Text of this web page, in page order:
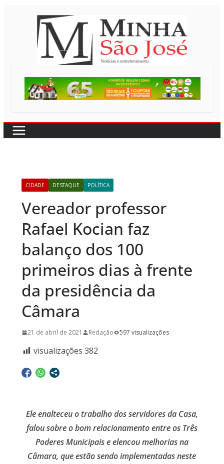
CIDADE DESTAQUE POLÍTICA
Vereador professor
Rafael Kocian faz
balanço dos 100
primeiros dias à frente
da presidência da
Câmara
21 de abril de 2021 Redação 597 visualizações
visualizações 382
Ele enalteceu o trabalho dos servidores da Casa,
falou sobre o bom relacionamento entre os Três
Poderes Municipais e elencou melhorias na
Câmara, que estão sendo implementadas neste